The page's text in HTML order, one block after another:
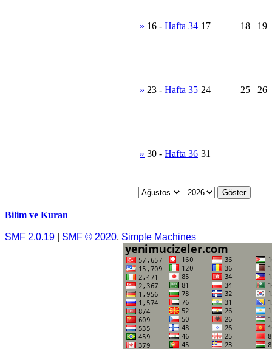
» 16 - Hafta 34 17 18 19
» 23 - Hafta 35 24 25 26
» 30 - Hafta 36 31
Bilim ve Kuran
SMF 2.0.19 SMF © 2020, Simple Machines